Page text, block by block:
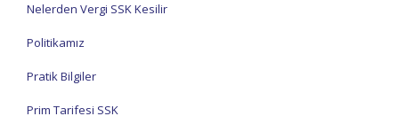
Nelerden Vergi SSK Kesilir
Politikamız
Pratik Bilgiler
Prim Tarifesi SSK